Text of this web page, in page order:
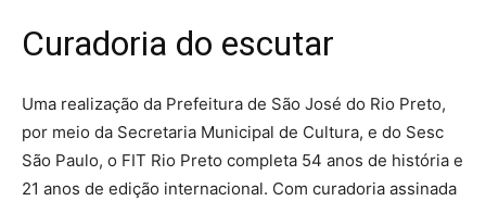
Curadoria do escutar
Uma realização da Prefeitura de São José do Rio Preto,
por meio da Secretaria Municipal de Cultura, e do Sesc
São Paulo, o FIT Rio Preto completa 54 anos de história e
21 anos de edição internacional. Com curadoria assinada